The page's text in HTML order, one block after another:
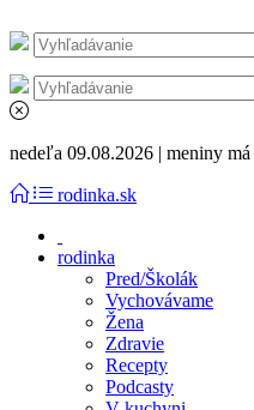
nedeľa 09.08.2026 | meniny má
rodinka.sk
rodinka
Pred/Školák
Vychovávame
Žena
Zdravie
Recepty
Podcasty